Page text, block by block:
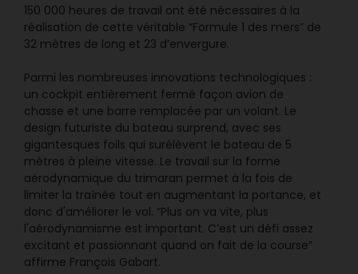
150 000 heures de travail ont été nécessaires à la
réalisation de cette véritable “Formule 1 des mers” de
32 mètres de long et 23 d’envergure.
Parmi les nombreuses innovations technologiques :
un cockpit entièrement fermé façon avion de
chasse et une barre remplacée par un volant. Le
design futuriste du bateau surprend, avec ses
gigantesques foils qui surélèvent le bateau de 5
mètres à pleine vitesse. Le travail sur la forme
aérodynamique du trimaran permet à la fois de
limiter la traînée tout en augmentant la portance, et
donc d'améliorer le vol. “Plus on va vite, plus
l'aérodynamisme est important. C’est un défi assez
excitant et passionnant quand on fait de la course”
affirme François Gabart.